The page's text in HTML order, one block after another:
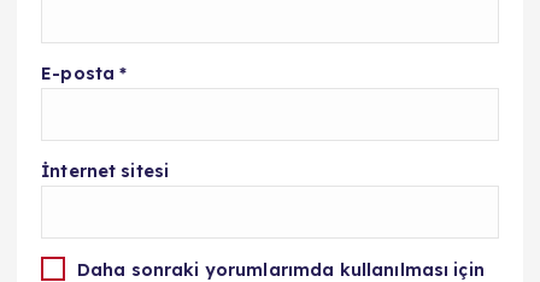
E-posta*
İnternet sitesi
Daha sonraki yorumlarımda kullanılması için